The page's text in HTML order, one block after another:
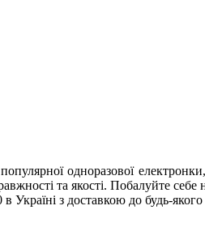
одноразової
та якості. Побалуйте
з доставкою до будь-якого